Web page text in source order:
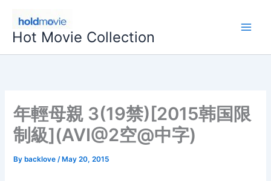
content
Hot Movie Collection
年輕母親 3(19禁)[2015韩国限
制級](AVI@2空@中字)
By backlove/ May 20, 2015